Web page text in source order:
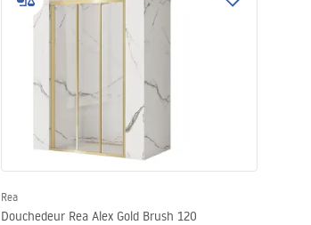
Rea
Douchedeur Rea Alex Gold Brush 120